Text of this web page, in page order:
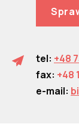
tel: +48
fax: +48
e-mail: